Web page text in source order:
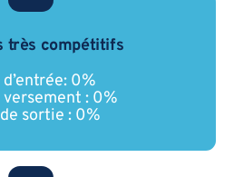
très compétitifs
d’entrée: 0%
versement : 0%
sortie : 0%